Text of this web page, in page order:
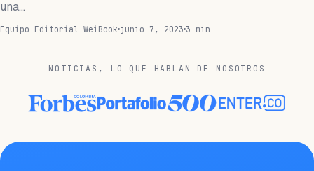
una…
Equipo Editorial WeiBook junio 7, 2023 3 min
NOTICIAS, LO QUE HABLAN DE NOSOTROS